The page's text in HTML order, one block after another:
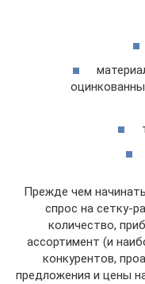
Прежде чем
спрос на сетку-
количество,
ассортимент (и
конкурентов,
предложения и цены